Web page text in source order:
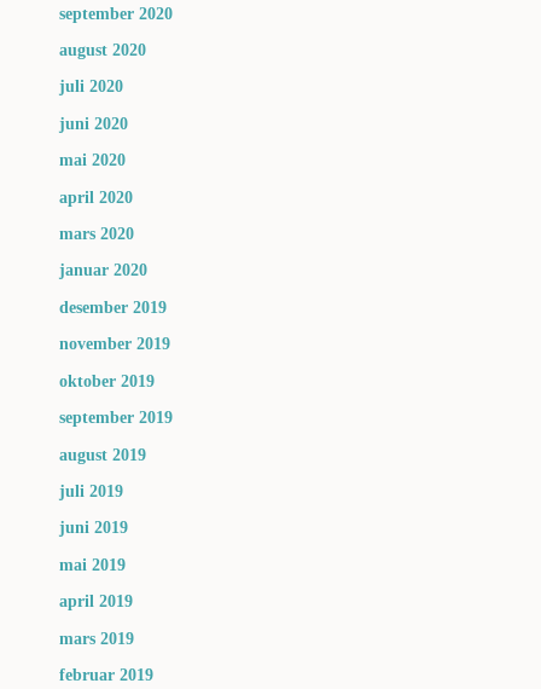
september 2020
august 2020
juli 2020
juni 2020
mai 2020
april 2020
mars 2020
januar 2020
desember 2019
november 2019
oktober 2019
september 2019
august 2019
juli 2019
juni 2019
mai 2019
april 2019
mars 2019
februar 2019